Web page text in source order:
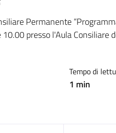
Permanente
presso l'Aula Consiliare
Tempo di
1 min